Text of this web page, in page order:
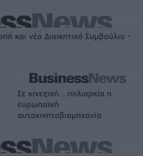
και νέο Διοικητικό Συμβούλιο -
Σε κινεζική… πολιορκία η
ευρωπαϊκή
αυτοκινητοβιομηχανία